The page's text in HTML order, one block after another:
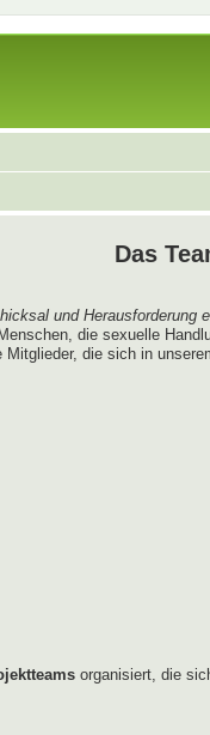
Das
und Herausforderung
die sexuelle
die sich in
organisiert, die